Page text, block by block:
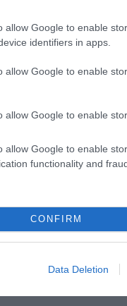
allow Google to enable
identifiers in apps.
allow Google to enable
allow Google to enable
allow Google to enable
functionality and
CONFIRM
Data Deletion
φέτος το
στη νότια
Ισπανία, την
από την